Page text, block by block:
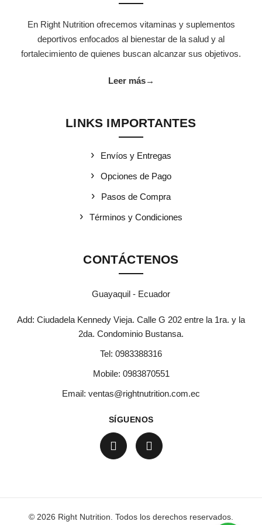
era: $21.85.
actual es: $18.55.
actual es: $1.75.
era: $34.50.
actual es: $28.45.
En Right Nutrition ofrecemos vitaminas y suplementos
deportivos enfocados al bienestar de la salud y al
fortalecimiento de quienes buscan alcanzar sus objetivos.
Leer más→
LINKS IMPORTANTES
Envíos y Entregas
Opciones de Pago
Pasos de Compra
Términos y Condiciones
CONTÁCTENOS
Guayaquil - Ecuador
Add: Ciudadela Kennedy Vieja. Calle G 202 entre la 1ra. y la
2da. Condominio Bustansa.
Tel: 0983388316
Mobile: 0983870551
Email: ventas@rightnutrition.com.ec
SÍGUENOS
© 2026 Right Nutrition. Todos los derechos reservados.